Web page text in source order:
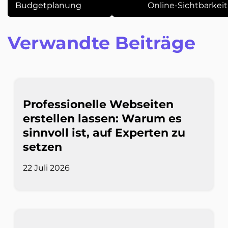
Budgetplanung
Online-Sichtbarkeit
Verwandte Beiträge
Professionelle Webseiten
erstellen lassen: Warum es
sinnvoll ist, auf Experten zu
setzen
22 Juli 2026